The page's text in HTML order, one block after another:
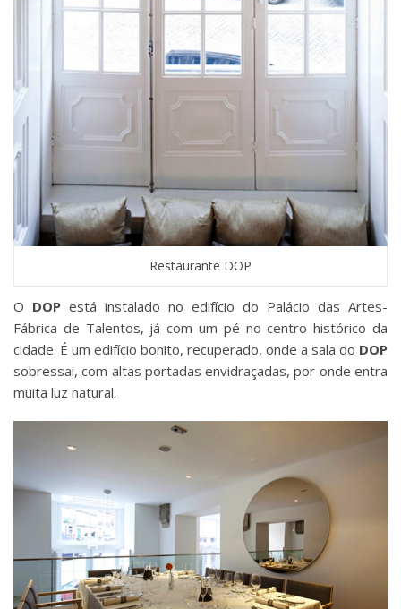
Restaurante DOP
O DOP está instalado no edifício do Palácio das Artes-
Fábrica de Talentos, já com um pé no centro histórico da
cidade. É um edifício bonito, recuperado, onde a sala do DOP
sobressai, com altas portadas envidraçadas, por onde entra
muita luz natural.